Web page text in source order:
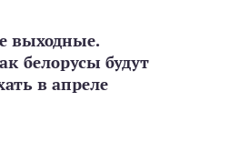
выходные.
белорусы будут
в апреле